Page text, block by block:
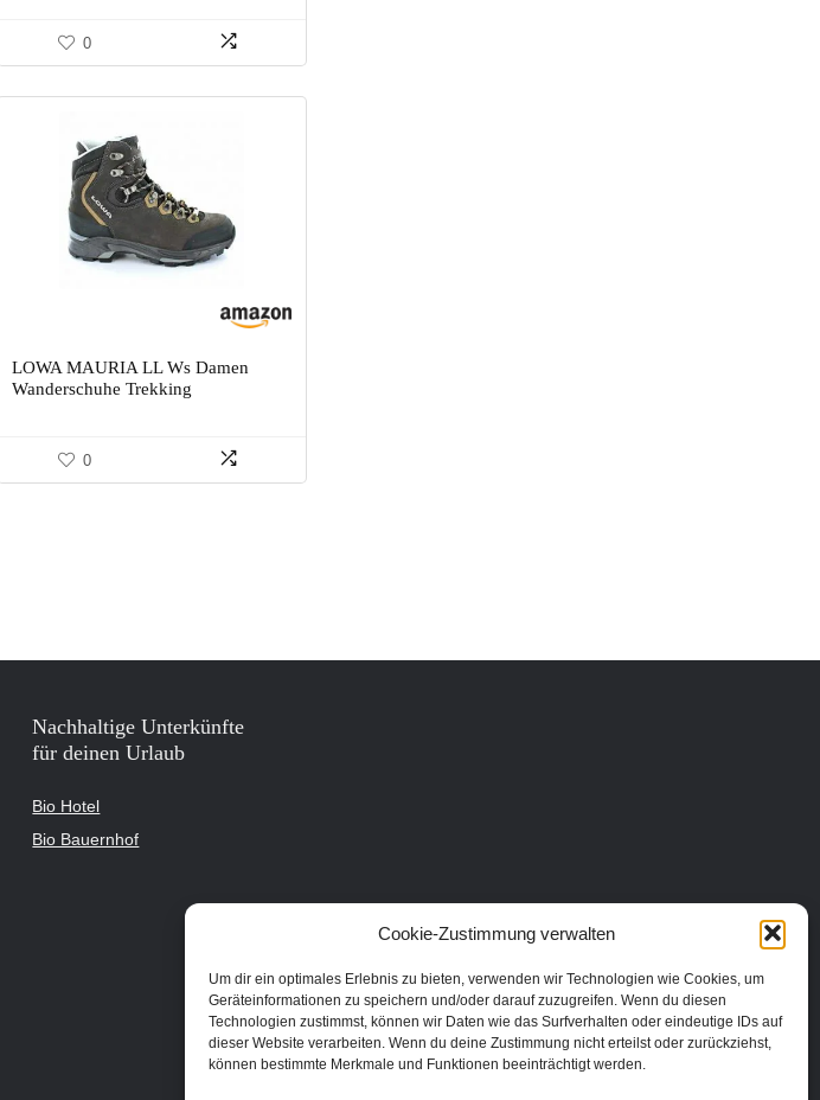
Cookie-Zustimmung verwalten
Um dir ein optimales Erlebnis zu bieten, verwenden wir Technologien wie Cookies, um
Geräteinformationen zu speichern und/oder darauf zuzugreifen. Wenn du diesen
Technologien zustimmst, können wir Daten wie das Surfverhalten oder eindeutige IDs auf
dieser Website verarbeiten. Wenn du deine Zustimmung nicht erteilst oder zurückziehst,
können bestimmte Merkmale und Funktionen beeinträchtigt werden.
0
LOWA MAURIA LL Ws Damen
Wanderschuhe Trekking
0
Nachhaltige Unterkünfte
für deinen Urlaub
Bio Hotel
Bio Bauernhof